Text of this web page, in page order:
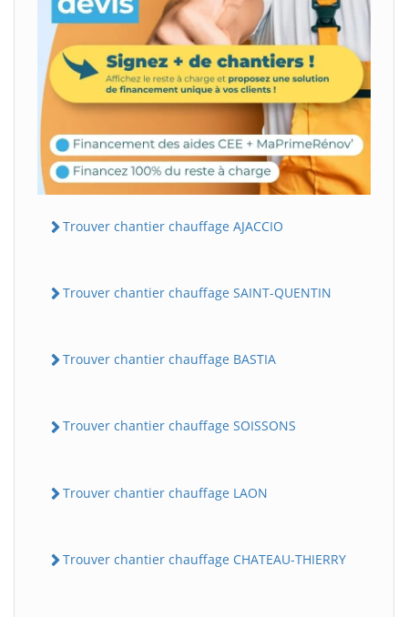
Trouver chantier chauffage AJACCIO
Trouver chantier chauffage SAINT-QUENTIN
Trouver chantier chauffage BASTIA
Trouver chantier chauffage SOISSONS
Trouver chantier chauffage LAON
Trouver chantier chauffage CHATEAU-THIERRY